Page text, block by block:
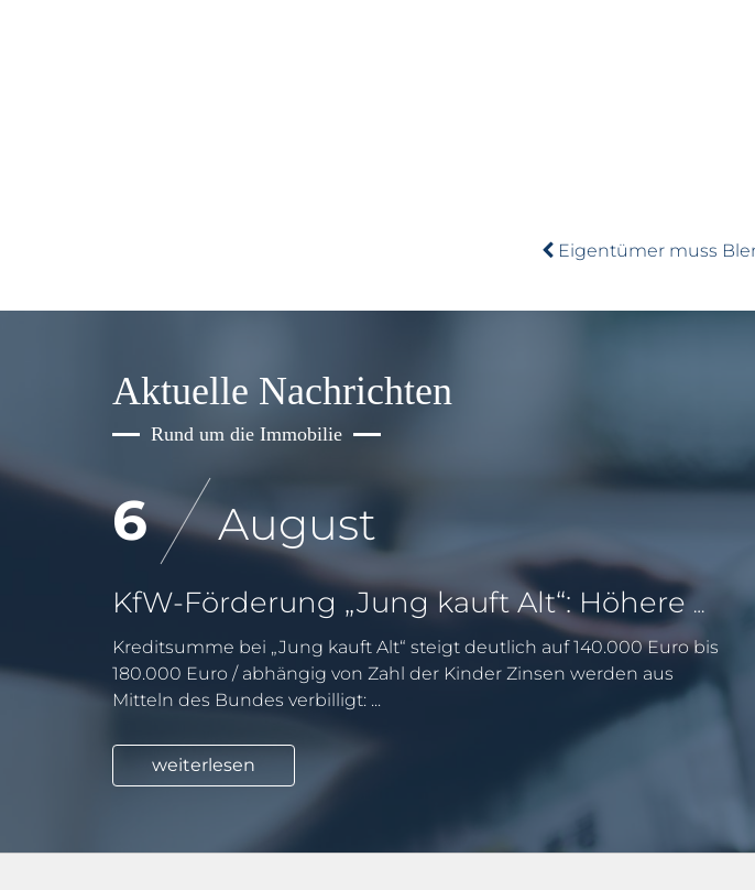
Aktuelle Nachrichten
Rund um die Immobilie
6 August
KfW-Förderung „Jung kauft Alt“: Höhere Kredite ab August 2026
Kreditsumme bei „Jung kauft Alt“ steigt deutlich auf 140.000 Euro bis
180.000 Euro / abhängig von Zahl der Kinder Zinsen werden aus
Mitteln des Bundes verbilligt: ...
weiterlesen